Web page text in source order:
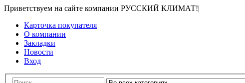
Приветствуем на сайте компании РУССКИЙ КЛИМАТ!|
Карточка покупателя
О компании
Закладки
Новости
Вход